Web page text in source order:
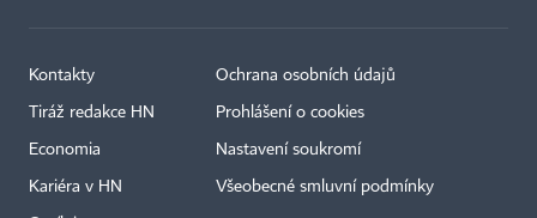
Kontakty
Tiráž redakce HN
Economia
Kariéra v HN
Ochrana osobních údajů
Prohlášení o cookies
Nastavení soukromí
Všeobecné smluvní podmínky